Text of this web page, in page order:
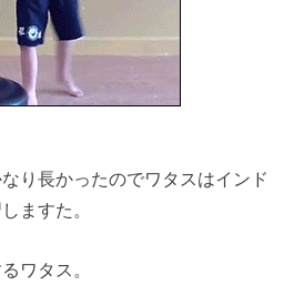
り長かったのでワタスはインド
ますた。
ワタス。